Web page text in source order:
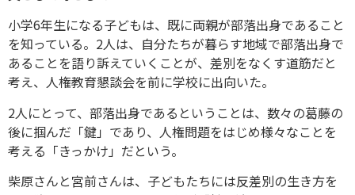
小学6年生になる子どもは、既に両親が部落出身であること
を知っている。2人は、自分たちが暮らす地域で部落出身で
あることを語り訴えていくことが、差別をなくす道筋だと
考え、人権教育懇談会を前に学校に出向いた。
2人にとって、部落出身であるということは、数々の葛藤の
後に掴んだ「鍵」であり、人権問題をはじめ様々なことを
考える「きっかけ」だという。
柴原さんと宮前さんは、子どもたちには反差別の生き方を